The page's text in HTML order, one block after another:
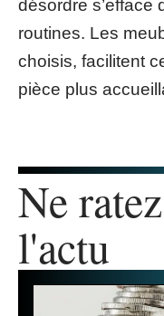
désordre s’efface
routines. Les
choisis, facilitent
pièce plus
Ne
l'actu